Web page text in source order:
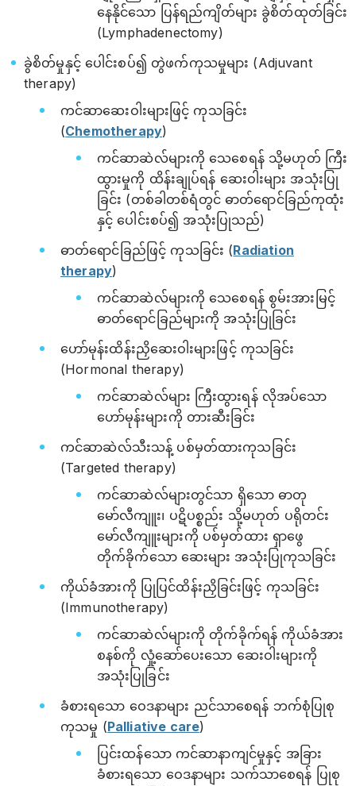
နေနိုင်သော ပြန်ရည်ကျိတ်များ ခွဲစိတ်ထုတ်ခြင်း
(Lymphadenectomy)
ခွဲစိတ်မှုနှင့် ပေါင်းစပ်၍ တွဲဖက်ကုသမှုများ (Adjuvant
therapy)
ကင်ဆာဆေးဝါးများဖြင့် ကုသခြင်း
(Chemotherapy)
ကင်ဆာဆဲလ်များကို သေစေရန် သို့မဟုတ် ကြီး
ထွားမှုကို ထိန်းချုပ်ရန် ဆေးဝါးများ အသုံးပြု
ခြင်း (တစ်ခါတစ်ရံတွင် ဓာတ်ရောင်ခြည်ကုထုံး
နှင့် ပေါင်းစပ်၍ အသုံးပြုသည်)
ဓာတ်ရောင်ခြည်ဖြင့် ကုသခြင်း (Radiation
therapy)
ကင်ဆာဆဲလ်များကို သေစေရန် စွမ်းအားမြင့်
ဓာတ်ရောင်ခြည်များကို အသုံးပြုခြင်း
ဟော်မုန်းထိန်းညှိဆေးဝါးများဖြင့် ကုသခြင်း
(Hormonal therapy)
ကင်ဆာဆဲလ်များ ကြီးထွားရန် လိုအပ်သော
ဟော်မုန်းများကို တားဆီးခြင်း
ကင်ဆာဆဲလ်သီးသန့် ပစ်မှတ်ထားကုသခြင်း
(Targeted therapy)
ကင်ဆာဆဲလ်များတွင်သာ ရှိသော ဓာတု
မော်လီကျူး၊ ပဋိပစ္စည်း သို့မဟုတ် ပရိုတင်း
မော်လီကျူးများကို ပစ်မှတ်ထား ရှာဖွေ
တိုက်ခိုက်သော ဆေးများ အသုံးပြုကုသခြင်း
ကိုယ်ခံအားကို ပြုပြင်ထိန်းညှိခြင်းဖြင့် ကုသခြင်း
(Immunotherapy)
ကင်ဆာဆဲလ်များကို တိုက်ခိုက်ရန် ကိုယ်ခံအား
စနစ်ကို လှုံ့ဆော်ပေးသော ဆေးဝါးများကို
အသုံးပြုခြင်း
ခံစားရသော ဝေဒနာများ ညင်သာစေရန် ဘက်စုံပြုစု
ကုသမှု (Palliative care)
ပြင်းထန်သော ကင်ဆာနာကျင်မှုနှင့် အခြား
ခံစားရသော ဝေဒနာများ သက်သာစေရန် ပြုစု